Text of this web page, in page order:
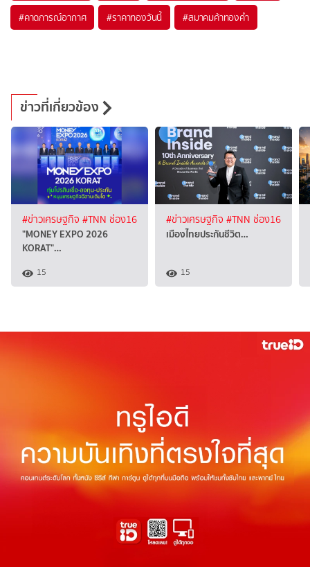
#คาดการณ์อากาศ #ราคาทองวันนี้ #สมาคมค้าทองคำ
ข่าวที่เกี่ยวข้อง
#ข่าวเศรษฐกิจ #TNN ช่อง16
"MONEY EXPO 2026
KORAT"…
15
#ข่าวเศรษฐกิจ #TNN ช่อง16
เมืองไทยประกันชีวิต…
15